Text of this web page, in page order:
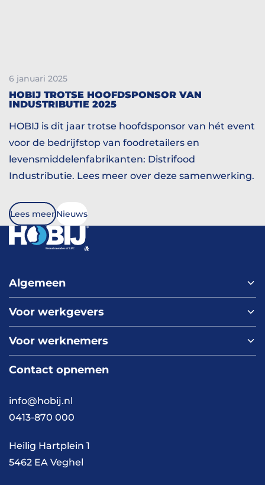
6 januari 2025
HOBIJ TROTSE HOOFDSPONSOR VAN
INDUSTRIBUTIE 2025
HOBIJ is dit jaar trotse hoofdsponsor van hét event
voor de bedrijfstop van foodretailers en
levensmiddelenfabrikanten: Distrifood
Industributie. Lees meer over deze samenwerking.
Lees meerNieuws
Algemeen
Home
Over ons
Werken bij HOBIJ
Contact
Voor werkgevers
Nieuws
Blog
Academy
Cases
Voor werknemers
Vacaturepagina
Werken en wonen
Kennis en inspiratie
Contact opnemen
info@hobij.nl
0413-870 000
Heilig Hartplein 1
5462 EA Veghel